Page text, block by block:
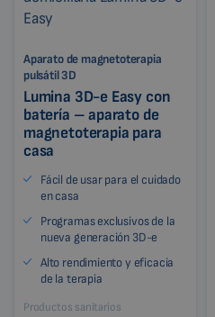
Aparato de magnetoterapia
pulsátil 3D
Lumina 3D-e Easy con
batería – aparato de
magnetoterapia para
casa
Fácil de usar para el cuidado
en casa
Programas exclusivos de la
nueva generación 3D-e
Alto rendimiento y eficacia
de la terapia
Productos sanitarios